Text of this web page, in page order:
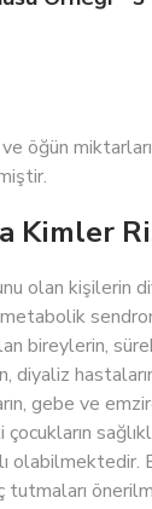
ve öğün
Kimler
olan kişilerin
metabolik
bireylerin,
diyaliz
gebe ve
tutmaları